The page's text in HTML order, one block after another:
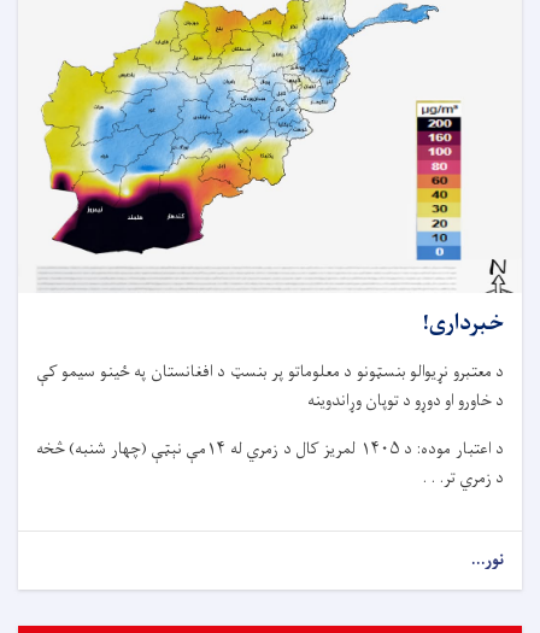
خبرداری!
د معتبرو نړیوالو بنسټونو د معلوماتو پر بنسټ د افغانستان په ځینو سیمو کې
د خاورو او دوړو د توپان وړاندوینه
د اعتبار موده: د ۱۴۰۵ لمریز کال د زمري له ۱۴مې نېټې (چهار شنبه) څخه
د زمري تر. . .
نور...